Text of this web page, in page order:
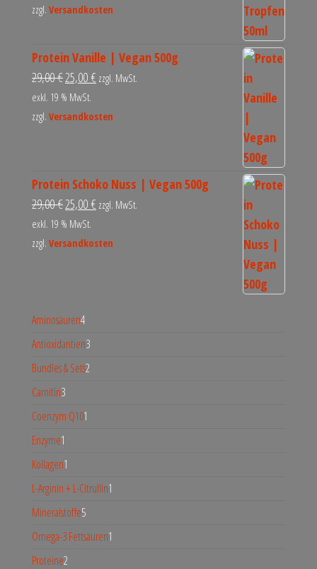
zzgl. Versandkosten
Protein Vanille | Vegan 500g
29,00€25,00 € zzgl. MwSt.
exkl. 19 % MwSt.
zzgl. Versandkosten
Protein Schoko Nuss | Vegan 500g
29,00€25,00 € zzgl. MwSt.
exkl. 19 % MwSt.
zzgl. Versandkosten
Aminosäuren4
Antioxidantien3
Bundles & Sets2
Carnitin3
Coenzym Q101
Enzyme1
Kollagen1
L-Arginin + L-Citrullin1
Mineralstoffe5
Omega-3 Fettsäuren1
Proteine2